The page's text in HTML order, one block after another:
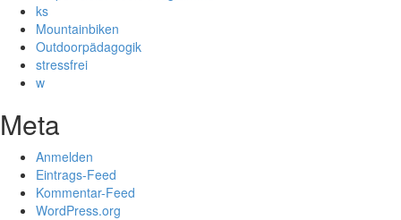
ks
Mountainbiken
Outdoorpädagogik
stressfrei
w
Meta
Anmelden
Eintrags-Feed
Kommentar-Feed
WordPress.org